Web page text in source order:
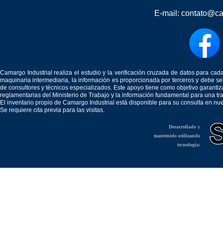
E-mail:
Camargo Industrial realiza el estudio y la verificación cruzada de datos para
maquinaria intermediaria, la información es proporcionada por terceros y debe
de consultores y técnicos especializados. Este apoyo tiene como objetivo
reglamentarias del Ministerio de Trabajo y la información fundamental para una
El inventario propio de Camargo Industrial está disponible para su consulta en
Se requiere cita previa para las visitas.
Desarrollado y
mantenido utilizando
tecnología: